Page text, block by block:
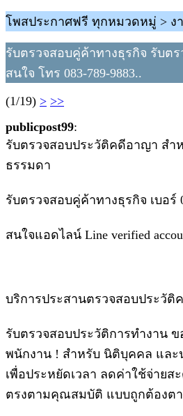
โพสประกาศฟรี ทุกหมวดหมู่ > ง
รับตรวจสอบคู่ค้าทางธุรกิจ รับต
สนใจ โทร 083-789-9883..
(1/19) > >>
publicpost99:
รับตรวจสอบประวัติคดีอาญา ส
ธรรมดา
รับตรวจสอบคู่ค้าทางธุรกิจ เบอร์
สนใจแอดไลน์ Line verified
บริการประสานตรวจสอบประวัติ
รับตรวจสอบประวัติการทํางาน
พนักงาน ! สําหรับ นิติบุคคล และ
เพื่อประหยัดเวลา ลดค่าใช้จ่ายส
ตรงตามคุณสมบัติ แบบถูกต้องต